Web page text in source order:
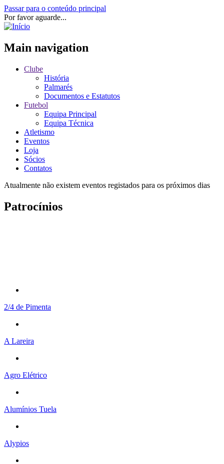
Passar para o conteúdo principal
Por favor aguarde...
Main navigation
Clube
História
Palmarés
Documentos e Estatutos
Futebol
Equipa Principal
Equipa Técnica
Atletismo
Eventos
Loja
Sócios
Contatos
Atualmente não existem eventos registados para os próximos dias
Patrocínios
2/4 de Pimenta
A Lareira
Agro Elétrico
Alumínios Tuela
Alypios